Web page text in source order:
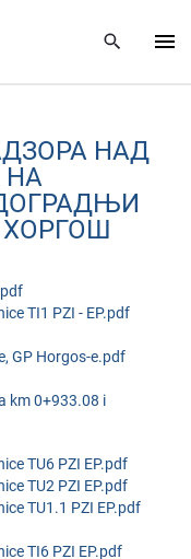
НАД
НА
ХОРГОШ
TI1 PZI - EP.pdf
GP Horgos-e.pdf
km 0+933.08 i
TU6 PZI EP.pdf
TU2 PZI EP.pdf
TU1.1 PZI EP.pdf
TI6 PZI EP.pdf